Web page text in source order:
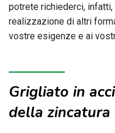
potrete richiederci,
realizzazione di altri
vostre esigenze e ai
Grigliato in
della zincatura